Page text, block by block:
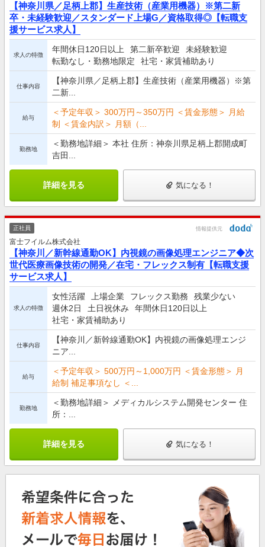
【神奈川県／足柄上郡】生産技術（産業用機器）※第二新
卒・未経験歓迎／スタンダード上場G／資格取得◎【転職支
援サービス求人】
求人の特徴
年間休日120日以上 第二新卒歓迎
未経験歓迎
転勤なし・勤務地限定
社宅・家賃補助あり
仕事内容
【神奈川県／足柄上郡】生産技術（産業用機器）※第
二新...
給与
＜予定年収＞ 300万円～350万円 ＜賃金形態＞ 月給
制 ＜賃金内訳＞ 月額（...
勤務地
＜勤務地詳細＞ 本社 住所：神奈川県足柄上郡開成町
吉田...
詳細を見る 気になる！
正社員 情報提供元
富士フイルム株式会社
【神奈川／新幹線通勤OK】内視鏡の画像処理エンジニア◆次
世代医療画像技術の開発／在宅・フレックス制有【転職支援
サービス求人】
求人の特徴
女性活躍 上場企業 フレックス勤務
残業少ない
週休2日
土日祝休み
年間休日120日以上
社宅・家賃補助あり
仕事内容
【神奈川／新幹線通勤OK】内視鏡の画像処理エンジ
ニア...
給与
＜予定年収＞ 500万円～1,000万円 ＜賃金形態＞ 月
給制 補足事項なし ＜...
勤務地
＜勤務地詳細＞ メディカルシステム開発センター 住
所：...
詳細を見る 気になる！